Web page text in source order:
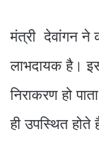
मंत्री देवांगन ने
लाभदायक है।
निराकरण हो
ही उपस्थित होते